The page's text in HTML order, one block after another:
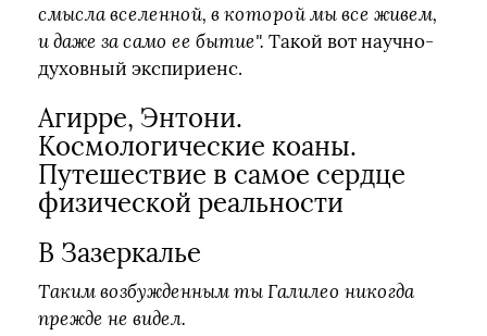
смысла вселенной, в которой мы все живем,
и даже за само ее бытие". Такой вот научно-
духовный экспириенс.
Агирре, Энтони.
Космологические коаны.
Путешествие в самое сердце
физической реальности
В Зазеркалье
Таким возбужденным ты Галилео никогда
прежде не видел.